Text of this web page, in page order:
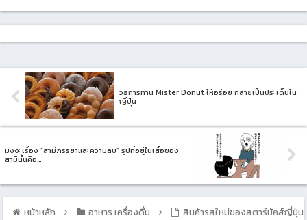
วิธีการทาน Mister Donut ให้อร่อย กลายเป็นประเด็นใน
ญี่ปุ่น
มังงะเรื่อง “สามีภรรยาและความลับ” รูปที่อยู่ในเสื้อของ
สามีนั้นคือ…
หน้าหลัก อาหาร เครื่องดื่ม สินค้ารสใหม่ของสตาร์บัคส์ญี่ปุ่น